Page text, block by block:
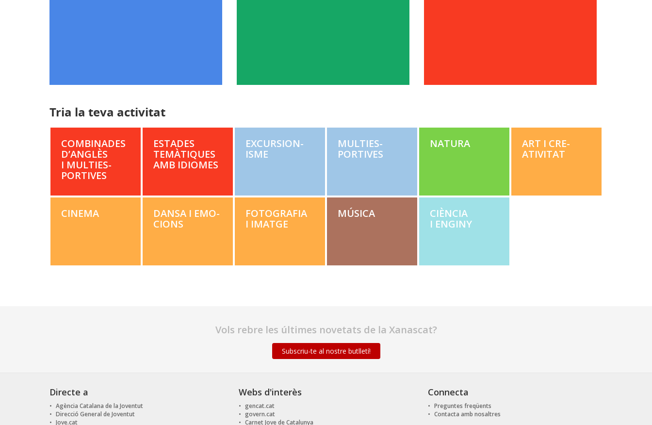
Tria la teva activitat
COM­BI­NADES
D’ANGLÈS
I MUL­TI­ES­
PORTIVES
ESTADES
TEMÀ­TIQUES
AMB IDIOMES
EXCUR­SION­
ISME
MUL­TI­ES­
PORTIVES
NATU­RA
ART I CRE­
ATIV­I­TAT
CIN­E­MA
DANSA I EMO­
CIONS
FOTOGRAFIA
I IMATGE
MÚSI­CA
CIÈN­CIA
I ENGINY
Vols rebre les últimes novetats de la Xanascat?
Subscriu-te al nostre butlletí!
Directe a
Agència Catalana de la Joventut
Direcció General de Joventut
Jove.cat
Webs d'interès
gencat.cat
govern.cat
Carnet Jove de Catalunya
Connecta
Preguntes freqüents
Contacta amb nosaltres